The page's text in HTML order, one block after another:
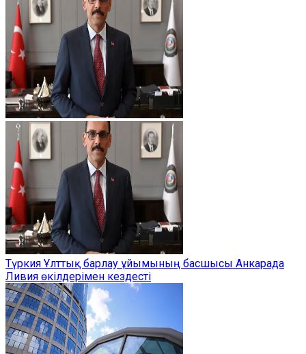
Түркия Ұлттық барлау ұйымының басшысы Анкарада
Ливия өкілдерімен кездесті